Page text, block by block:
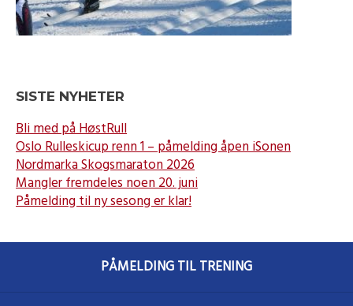
SISTE NYHETER
Bli med på HøstRull
Oslo Rulleskicup renn 1 – påmelding åpen iSonen
Nordmarka Skogsmaraton 2026
Mangler fremdeles noen 20. juni
Påmelding til ny sesong er klar!
PÅMELDING TIL TRENING